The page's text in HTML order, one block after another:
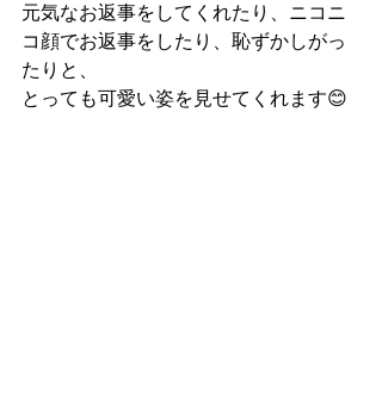
元気なお返事をしてくれたり、ニコニ
コ顔でお返事をしたり、恥ずかしがっ
たりと、
とっても可愛い姿を見せてくれます😊